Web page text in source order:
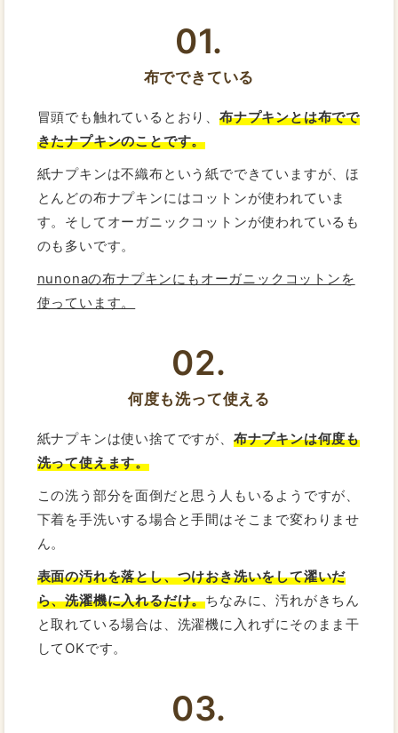
01.
布でできている
冒頭でも触れているとおり、布ナプキンとは布でで
きたナプキンのことです。
紙ナプキンは不織布という紙でできていますが、ほ
とんどの布ナプキンにはコットンが使われていま
す。そしてオーガニックコットンが使われているも
のも多いです。
nunonaの布ナプキンにもオーガニックコットンを
使っています。
02.
何度も洗って使える
紙ナプキンは使い捨てですが、 布ナプキンは何度も
洗って使えます。
この洗う部分を面倒だと思う人もいるようですが、
下着を手洗いする場合と手間はそこまで変わりませ
ん。
表面の汚れを落とし、つけおき洗いをして濯いだ
ら、洗濯機に入れるだけ。ちなみに、汚れがきちん
と取れている場合は、洗濯機に入れずにそのまま干
してOKです。
03.